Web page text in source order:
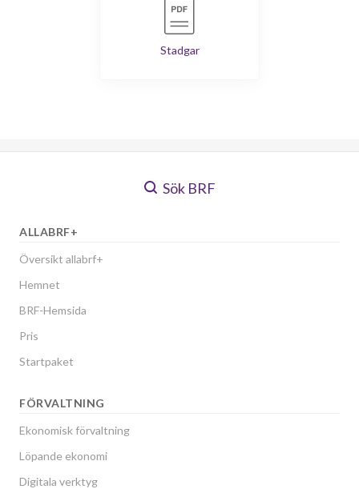
Stadgar
Sök BRF
ALLABRF+
Översikt allabrf+
Hemnet
BRF-Hemsida
Pris
Startpaket
FÖRVALTNING
Ekonomisk förvaltning
Löpande ekonomi
Digitala verktyg